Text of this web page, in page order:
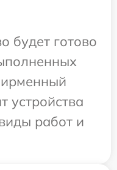
будет готово
устройства
работ и